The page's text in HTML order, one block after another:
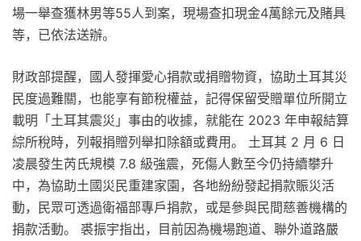
場一舉查獲林男等55人到案，現場查扣現金4萬餘元及賭具
等，已依法送辦。
財政部提醒，國人發揮愛心捐款或捐贈物資，協助土耳其災
民度過難關，也能享有節稅權益，記得保留受贈單位所開立
載明「土耳其震災」事由的收據，就能在 2023 年申報結算
綜所稅時，列報捐贈列舉扣除額或費用。 土耳其 2 月 6 日
凌晨發生芮氏規模 7.8 級強震，死傷人數至今仍持續攀升
中，為協助土國災民重建家園，各地紛紛發起捐款賑災活
動，民眾可透過衛福部專戶捐款，或是參與民間慈善機構的
捐款活動。 裘振宇指出，目前因為機場跑道、聯外道路嚴